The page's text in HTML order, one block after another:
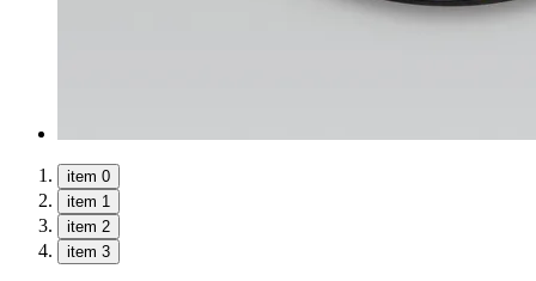
item 0
item 1
item 2
item 3